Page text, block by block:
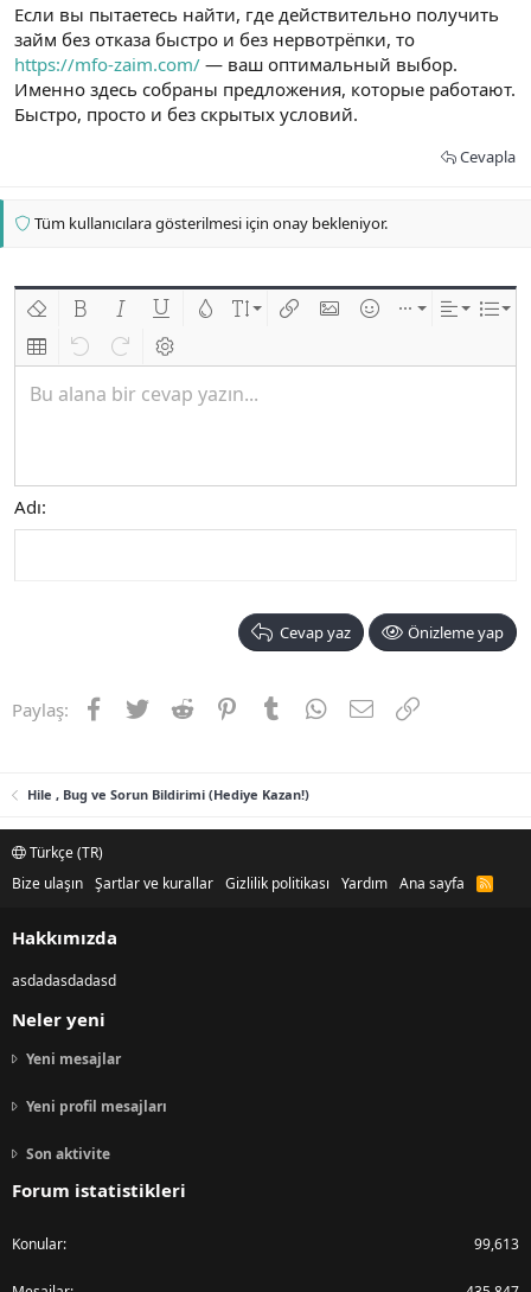
Если вы пытаетесь найти, где действительно получить
займ без отказа быстро и без нервотрёпки, то
https://mfo-zaim.com/ — ваш оптимальный выбор.
Именно здесь собраны предложения, которые работают.
Быстро, просто и без скрытых условий.
Cevapla
Tüm kullanıcılara gösterilmesi için onay bekleniyor.
Biçimlendirmeyi kaldır
Kalın Yatık Altını çiz
Insert table
Geri alileri alBB kodunu değiştir
Bu alana bir cevap yazın...
Adı
Cevap yaz Önizleme yap
Paylaş: Facebook
TwitterReddit PinterestTumblrWhatsApp
E-postaLink
Hile , Bug ve Sorun Bildirimi (Hediye Kazan!)
Türkçe (TR)
Bize ulaşın Şartlar ve kurallar Gizlilik politikası Yardım Ana sayfa
R
S
Hakkımızda
asdadasdadasd
Neler yeni
Yeni mesajlar
Yeni profil mesajları
Son aktivite
Forum istatistikleri
Konular 99,613